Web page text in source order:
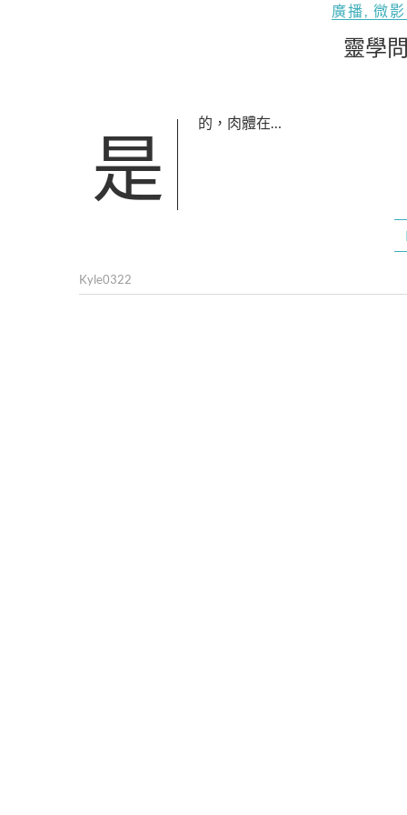
廣播 微
靈學
是的，肉體在…
Kyle0322